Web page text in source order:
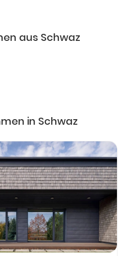
aus Schwaz
in Schwaz